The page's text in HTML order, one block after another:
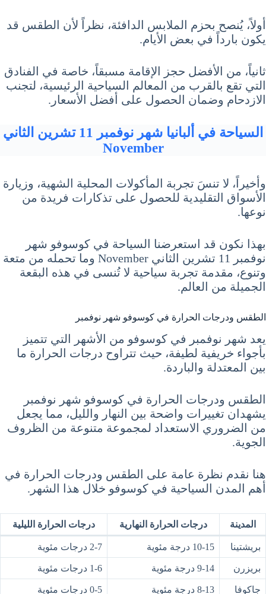
أولاً، يُنصح بحزم الملابس الدافئة، نظراً لأن الطقس قد
يكون بارداً في بعض الأيام.
ثانياً، من الأفضل حجز الإقامة مسبقاً، خاصة في الفنادق
التي تقع بالقرب من المعالم السياحية الرئيسية، لتجنب
الازدحام وضمان الحصول على أفضل الأسعار.
السياحة في ألبانيا شهر نوفمبر 11 تشرين الثاني
November
وأخيراً، لا تنسَ تجربة المأكولات المحلية الشهية، وزيارة
الأسواق التقليدية للحصول على تذكارات فريدة من
نوعها.
بهذا نكون قد استعرضنا السياحة في كوسوفو شهر
نوفمبر 11 تشرين الثاني November وما تحمله من متعة
وتنوع، مقدمة تجربة سياحية لا تُنسى في هذه البقعة
الجميلة من العالم.
الطقس ودرجات الحرارة في كوسوفو شهر نوفمبر
يعد شهر نوفمبر في كوسوفو من الأشهر التي تتميز
بأجواء خريفية لطيفة، حيث تتراوح درجات الحرارة ما
بين المعتدلة والباردة.
الطقس ودرجات الحرارة في كوسوفو شهر نوفمبر
يشهدان تغييرات واضحة بين النهار والليل، مما يجعل
من الضروري الاستعداد لمجموعة متنوعة من الظروف
الجوية.
هنا نقدم نظرة عامة على الطقس ودرجات الحرارة في
أهم المدن السياحية في كوسوفو خلال هذا الشهر.
المدينة درجات الحرارة النهارية درجات الحرارة الليلية
بريشتينا 10-15 درجة مئوية 2-7 درجات مئوية
بريزرن 9-14 درجة مئوية 1-6 درجات مئوية
جاكوفا 8-13 درجة مئوية 0-5 درجات مئوية